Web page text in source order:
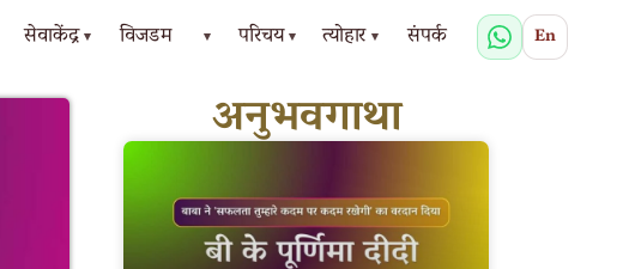
सेवाकेंद्र▾ विजडम ▾ परिचय▾ त्योहार ▾ संपर्क En
अनुभवगाथा